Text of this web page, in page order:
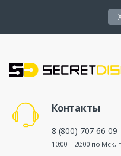
Контакты
8 (800) 707 66 09
10:00 – 20:00 по Мск,